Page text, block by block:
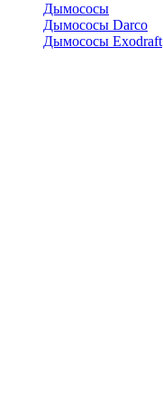
Дымососы
Дымососы Darco
Дымососы Exodraft